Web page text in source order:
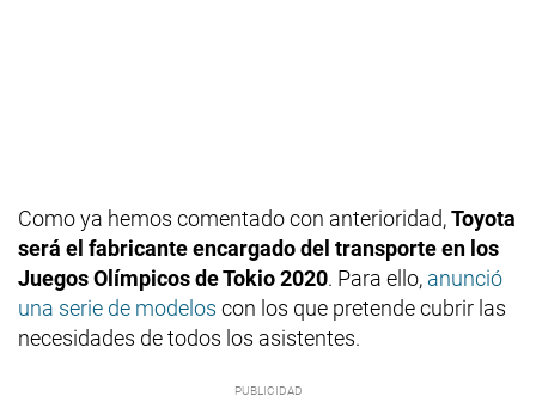
Como ya hemos comentado con anterioridad,Toyota
será el fabricante encargado del transporte en los
Juegos Olímpicos de Tokio 2020. Para ello, anunció
una serie de modelos con los que pretende cubrir las
necesidades de todos los asistentes.